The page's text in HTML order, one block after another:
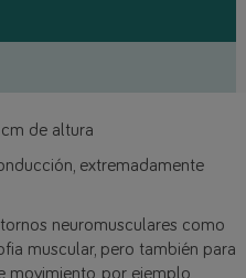
de altura
extremadamente
neuromusculares como
muscular, pero también para
movimiento, por ejemplo,